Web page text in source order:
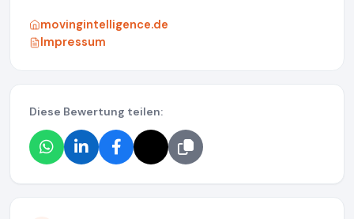
movingintelligence.de
Impressum
Diese Bewertung teilen: